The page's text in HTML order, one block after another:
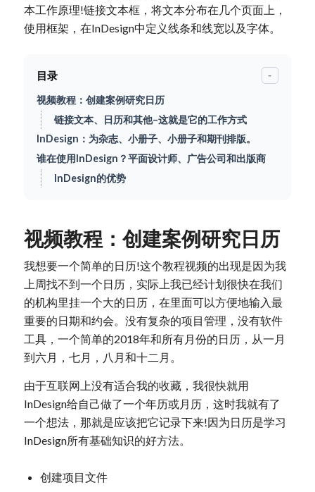
本工作原理!链接文本框，将文本分布在几个页面上，
使用框架，在InDesign中定义线条和线宽以及字体。
目录 -
视频教程：创建案例研究日历
链接文本、日历和其他–这就是它的工作方式
InDesign：为杂志、小册子、小册子和期刊排版。
谁在使用InDesign？平面设计师、广告公司和出版商
InDesign的优势
视频教程：创建案例研究日历
我想要一个简单的日历!这个教程视频的出现是因为我
上周找不到一个日历，实际上我已经计划很快在我们
的机构里挂一个大的日历，在里面可以方便地输入最
重要的日期和约会。没有复杂的项目管理，没有软件
工具，一个简单的2018年和所有月份的日历，从一月
到六月，七月，八月和十二月。
由于互联网上没有适合我的收藏，我很快就用
InDesign给自己做了一个年历或月历，这时我就有了
一个想法，那就是应该把它记录下来!因为日历是学习
InDesign所有基础知识的好方法。
创建项目文件